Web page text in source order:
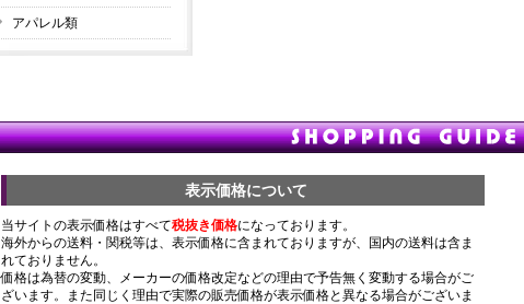
アパレル類
表示価格について
当サイトの表示価格はすべて税抜き価格になっております。
海外からの送料・関税等は、表示価格に含まれておりますが、国内の送料は含ま
れておりません。
価格は為替の変動、メーカーの価格改定などの理由で予告無く変動する場合がご
ざいます。また同じく理由で実際の販売価格が表示価格と異なる場合がございま